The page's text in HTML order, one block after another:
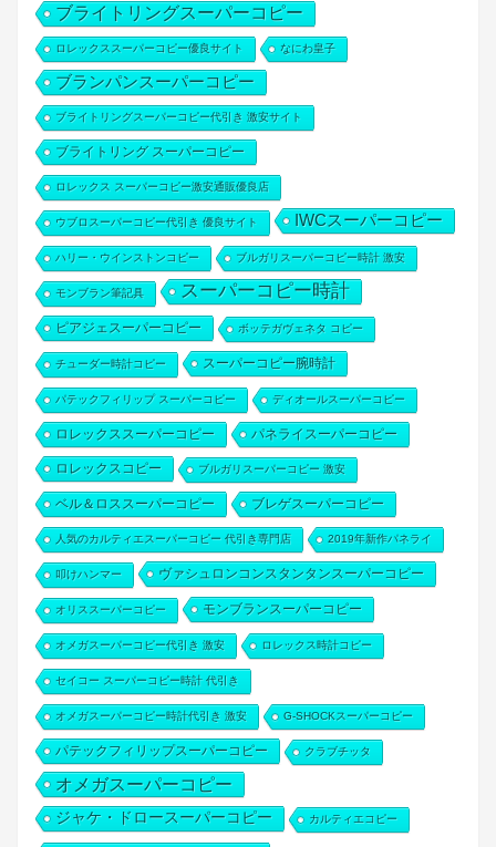
ブライトリングスーパーコピー
ロレックススーパーコピー優良サイト なにわ皇子
ブランパンスーパーコピー
ブライトリングスーパーコピー代引き 激安サイト
ブライトリング スーパーコピー
ロレックス スーパーコピー激安通販優良店
ウブロスーパーコピー代引き 優良サイト IWCスーパーコピー
ハリー・ウインストンコピー ブルガリスーパーコピー時計 激安
モンブラン筆記具 スーパーコピー時計
ピアジェスーパーコピー ボッテガヴェネタ コピー
チューダー時計コピー スーパーコピー腕時計
パテックフィリップ スーパーコピー ディオールスーパーコピー
ロレックススーパーコピー パネライスーパーコピー
ロレックスコピー ブルガリスーパーコピー 激安
ベル＆ロススーパーコピー ブレゲスーパーコピー
人気のカルティエスーパーコピー 代引き専門店 2019年新作パネライ
叩けハンマー ヴァシュロンコンスタンタンスーパーコピー
オリススーパーコピー モンブランスーパーコピー
オメガスーパーコピー代引き 激安 ロレックス時計コピー
セイコー スーパーコピー時計 代引き
オメガスーパーコピー時計代引き 激安 G-SHOCKスーパーコピー
パテックフィリップスーパーコピー クラブチッタ
オメガスーパーコピー
ジャケ・ドロースーパーコピー カルティエコピー